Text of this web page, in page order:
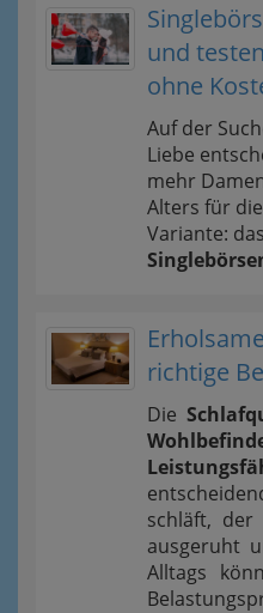
und
ohne
Auf der
Liebe
mehr
Alters für
Variante: das
richtige
Die
schläft,
ausgeruht
Alltags